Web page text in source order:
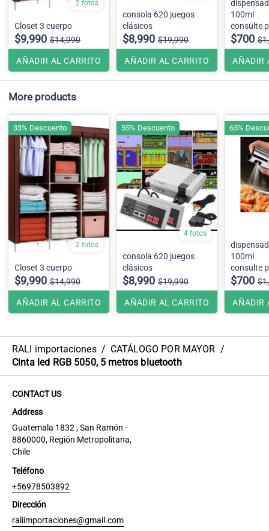
2 fotos
Closet 3 cuerpo
$9,990 $14,990
AÑADIR AL CARRITO
consola 620 juegos
clásicos
$8,990 $19,990
AÑADIR AL CARRITO
100ml
consulte
embalaje .
$700
AÑADIR
More products
2 fotos
Closet 3 cuerpo
$9,990 $14,990
AÑADIR AL CARRITO
33% Descuento
4 fotos
consola 620 juegos
clásicos
$8,990 $19,990
AÑADIR AL CARRITO
55% Descuento
100ml
consulte
embalaje .
$700
AÑADIR
65%
RALI importaciones / CATÁLOGO POR MAYOR /
Cinta led RGB 5050, 5 metros bluetooth
CONTACT US
Address
Guatemala 1832 , San Ramón -
8860000, Región Metropolitana,
Chile
Teléfono
+56978503892
Dirección
raliimportaciones@gmail.com